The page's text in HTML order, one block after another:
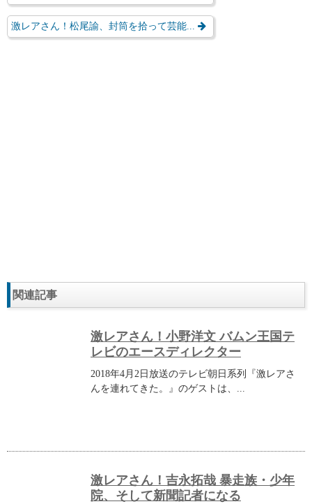
激レアさん！松尾諭、封筒を拾って芸能...
関連記事
激レアさん！小野洋文 バムン王国テ
レビのエースディレクター
2018年4月2日放送のテレビ朝日系列『激レアさ
んを連れてきた。』のゲストは、...
激レアさん！吉永拓哉 暴走族・少年
院、そして新聞記者になる